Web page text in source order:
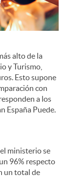
alto de la
y Turismo,
Esto supone
con
a los
España Puede.
ministerio se
96% respecto
un total de